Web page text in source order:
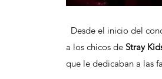
Desde el inicio del
a los chicos de Stray
que le dedicaban a las